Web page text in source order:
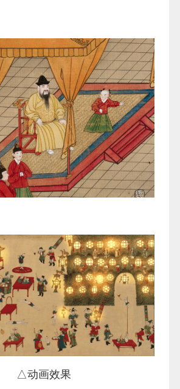
△动画效果